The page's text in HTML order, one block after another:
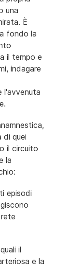
una
È
fondo la
il tempo e
indagare
l'avvenuta
di quei
il circuito
la
episodi
il
e la